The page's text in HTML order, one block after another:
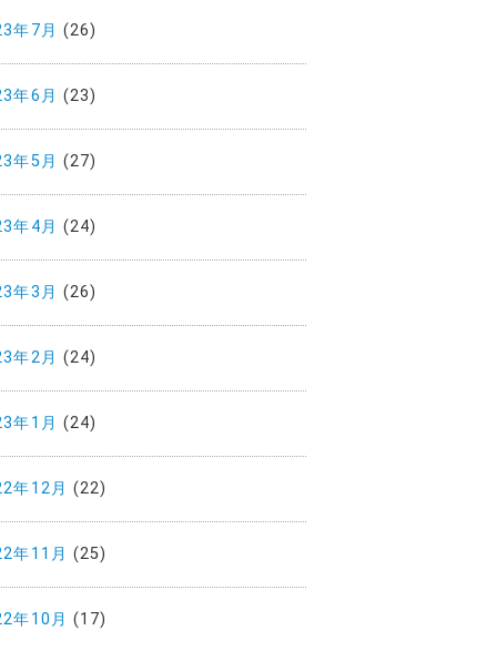
年7月 (26)
年6月 (23)
年5月 (27)
年4月 (24)
年3月 (26)
年2月 (24)
年1月 (24)
年12月 (22)
年11月 (25)
年10月 (17)